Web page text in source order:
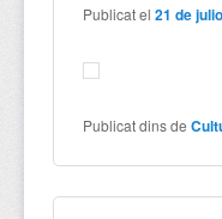
Publicat el21 de
Publicat dins de